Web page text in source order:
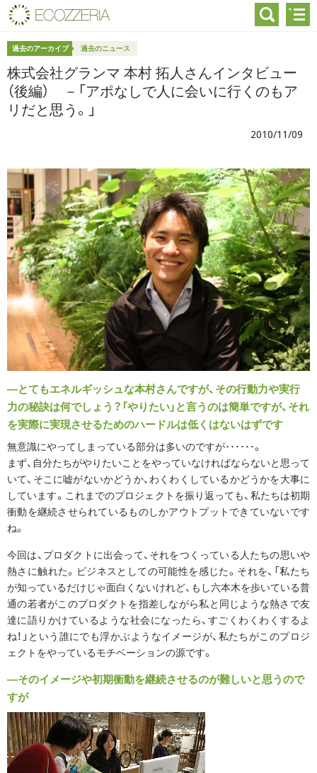
過去のアーカイブ 過去のニュース
株式会社グランマ 本村 拓人さんインタビュー
（後編） －「アポなしで人に会いに行くのもア
リだと思う。」
2010/11/09
―とてもエネルギッシュな本村さんですが、その行動力や実行
力の秘訣は何でしょう？「やりたい」と言うのは簡単ですが、それ
を実際に実現させるためのハードルは低くはないはずです
無意識にやってしまっている部分は多いのですが･･････。
まず、自分たちがやりたいことをやっていなければならないと思って
いて、そこに嘘がないかどうか、わくわくしているかどうかを大事に
しています。これまでのプロジェクトを振り返っても、私たちは初期
衝動を継続させられているものしかアウトプットできていないです
ね。
今回は、プロダクトに出会って、それをつくっている人たちの思いや
熱さに触れた。ビジネスとしての可能性を感じた。それを、「私たち
が知っているだけじゃ面白くないけれど、もし六本木を歩いている普
通の若者がこのプロダクトを指差しながら私と同じような熱さで友
達に語りかけているような社会になったら、すごくわくわくするよ
ね！」という誰にでも浮かぶようなイメージが、私たちがこのプロジ
ェクトをやっているモチベーションの源です。
―そのイメージや初期衝動を継続させるのが難しいと思うので
すが